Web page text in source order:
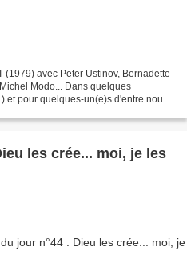
(1979) avec Peter Ustinov, Bernadette
Modo... Dans quelques
et pour quelques-un(e)s d'entre nous,
les crée... moi, je les